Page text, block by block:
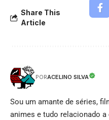
Share This
Article
PORACELINO SILVA
Sou um amante de séries,
animes e tudo relacionado a